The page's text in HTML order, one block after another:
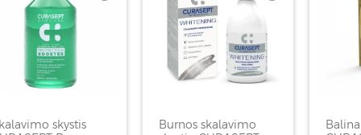
skystis
Burnos skalavimo